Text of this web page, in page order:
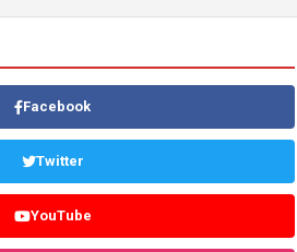
Facebook
Twitter
YouTube